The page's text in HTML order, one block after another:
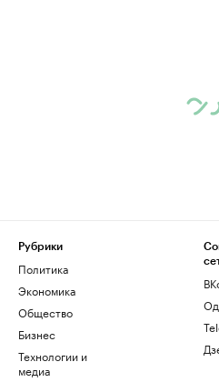
Рубрики
Политика
Экономика
Общество
Бизнес
Технологии и
медиа